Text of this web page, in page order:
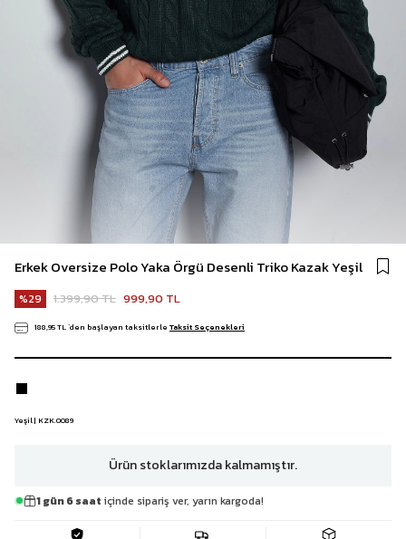
Erkek Oversize Polo Yaka Örgü Desenli Triko Kazak Yeşil
29 1.399,90 TL 999,90 TL
188,95 TL`den başlayan taksitlerle Taksit Seçenekleri
Yeşil | KZK.0089
Ürün stoklarımızda kalmamıştır.
1 gün 6 saat içinde sipariş ver, yarın kargoda!